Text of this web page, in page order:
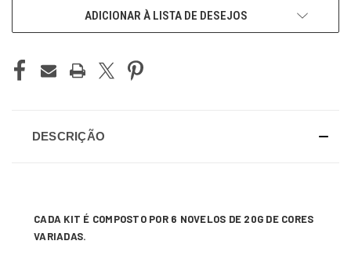
ADICIONAR À LISTA DE DESEJOS
DESCRIÇÃO
CADA KIT É COMPOSTO POR 6 NOVELOS DE 20G DE CORES
VARIADAS.